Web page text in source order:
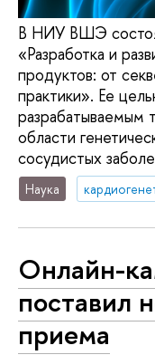
В НИУ ВШЭ
«Разработка и
продуктов: от
практики». Ее
разрабатываемым
области
сосудистых
Наука
Онлайн-
поставил
приема